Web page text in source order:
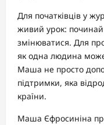
Для початківців у
живий урок:
змінюватися. Для
як одна людина
Маша не просто
підтримки, яка
країни.
Маша Єфросиніна